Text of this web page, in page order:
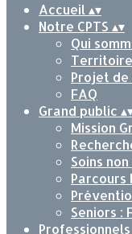
Accueil ▴▾
Notre CPTS ▴▾
Qui
Territoire
Projet de
FAQ
Grand public ▴
Mission
Soins
Seniors :
Professionnels